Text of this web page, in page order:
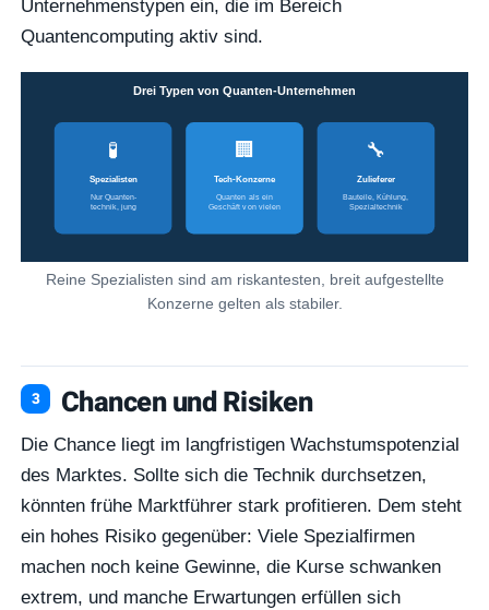
Unternehmenstypen ein, die im Bereich
Quantencomputing aktiv sind.
Drei Typen von Quanten-Unternehmen
🧪
Spezialisten
Nur Quanten-
technik, jung
🏢
Tech-Konzerne
Quanten als ein
Geschäft von vielen
🔧
Zulieferer
Bauteile, Kühlung,
Spezialtechnik
Reine Spezialisten sind am riskantesten, breit aufgestellte
Konzerne gelten als stabiler.
Chancen und Risiken
Die Chance liegt im langfristigen Wachstumspotenzial
des Marktes. Sollte sich die Technik durchsetzen,
könnten frühe Marktführer stark profitieren. Dem steht
ein hohes Risiko gegenüber: Viele Spezialfirmen
machen noch keine Gewinne, die Kurse schwanken
extrem, und manche Erwartungen erfüllen sich